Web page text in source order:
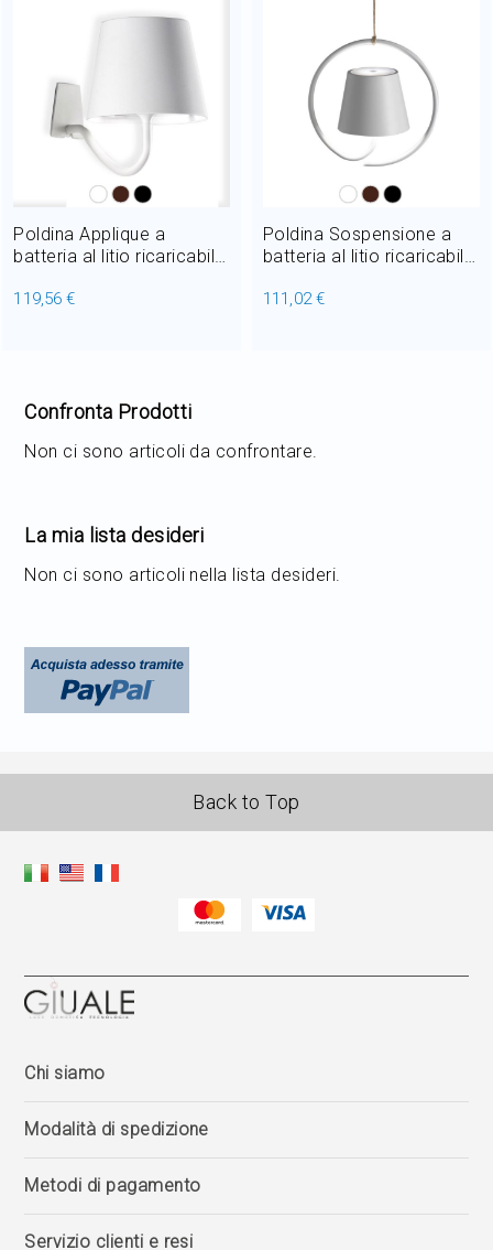
Poldina Applique a
batteria al litio ricaricabile
Anche per l'esterno
119,56 €
Poldina Sospensione a
batteria al litio ricaricabile
19.8 cm Anche per
111,02 €
Confronta Prodotti
Non ci sono articoli da confrontare.
La mia lista desideri
Non ci sono articoli nella lista desideri.
Back to Top
Chi siamo
Modalità di spedizione
Metodi di pagamento
Servizio clienti e resi